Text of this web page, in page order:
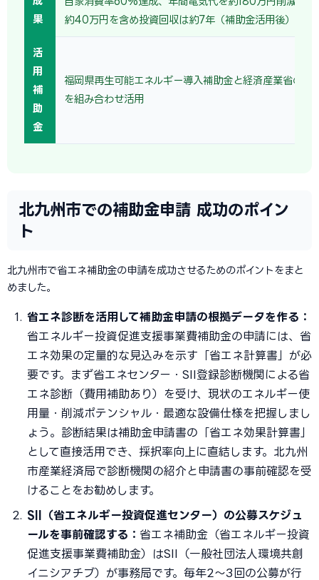
果
約40万円を含め投資回収は約7年（補助金活用後）。
活
用
補
助
金
福岡県再生可能エネルギー導入補助金と経済産業省の省
を組み合わせ活用
北九州市での補助金申請 成功のポイン
ト
北九州市で省エネ補助金の申請を成功させるためのポイントをまと
めました。
省エネ診断を活用して補助金申請の根拠データを作る：
省エネルギー投資促進支援事業費補助金の申請には、省
エネ効果の定量的な見込みを示す「省エネ計算書」が必
要です。まず省エネセンター・SII登録診断機関による省
エネ診断（費用補助あり）を受け、現状のエネルギー使
用量・削減ポテンシャル・最適な設備仕様を把握しまし
ょう。診断結果は補助金申請書の「省エネ効果計算書」
として直接活用でき、採択率向上に直結します。北九州
市産業経済局で診断機関の紹介と申請書の事前確認を受
けることをお勧めします。
SII（省エネルギー投資促進センター）の公募スケジュ
ールを事前確認する： 省エネ補助金（省エネルギー投資
促進支援事業費補助金）はSII（一般社団法人環境共創
イニシアチブ）が事務局です。毎年2〜3回の公募が行